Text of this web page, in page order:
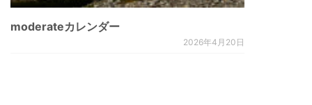
moderateカレンダー
2026年4月20日